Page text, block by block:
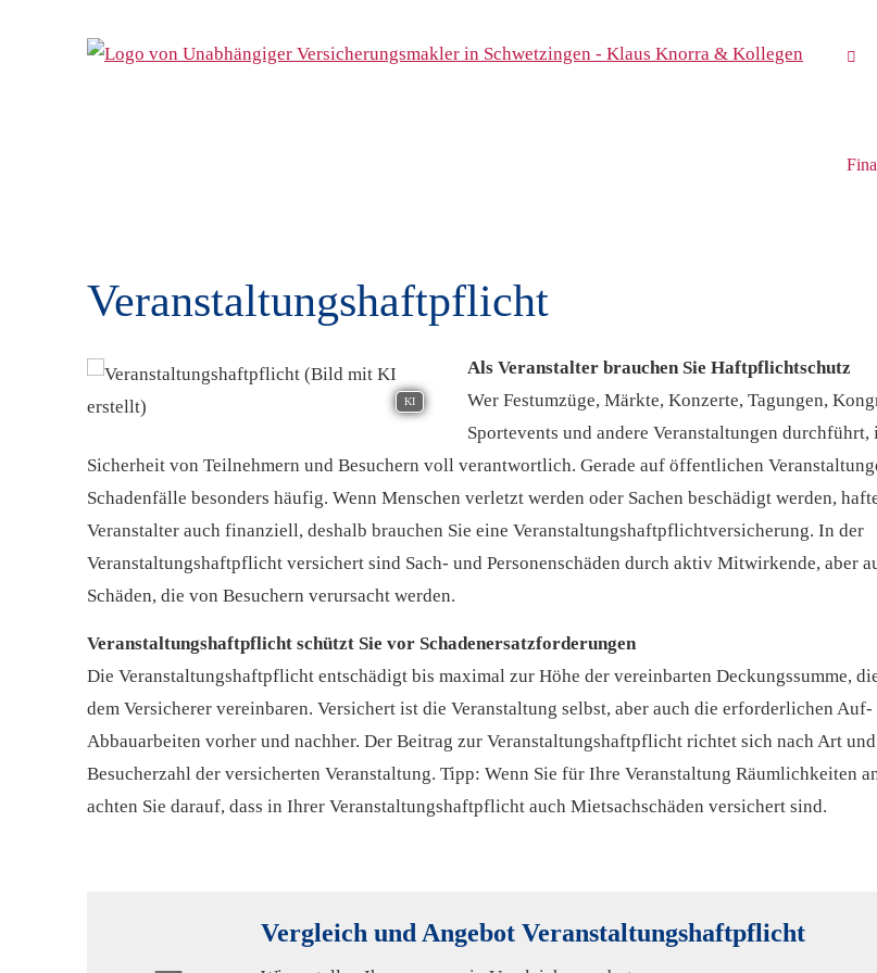
Veranstaltungshaftpflicht
KI
Als Veranstalter brauchen Sie Haft­pflichtschutz
Wer Festumzüge, Märkte, Konzerte, Tagungen,
Sportevents und andere Veranstaltungen durchführt,
Sicherheit von Teilnehmern und Besuchern voll verantwortlich. Gerade auf öffentlichen
Schadenfälle besonders häufig. Wenn Menschen verletzt werden oder Sachen beschädigt werden,
Veranstalter auch finanziell, deshalb brauchen Sie eine Veranstaltungshaftpflichtversicherung. In der
Veranstaltungshaftpflicht versichert sind Sach- und Per­sonenschäden durch aktiv Mitwirkende, aber
Schäden, die von Besuchern verursacht werden.
Veranstaltungshaftpflicht schützt Sie vor Schadenersatzforderungen
Die Veranstaltungshaftpflicht entschädigt bis maximal zur Höhe der vereinbarten Deckungs­summe,
dem Versicherer vereinbaren. Versichert ist die Veranstaltung selbst, aber auch die erforderlichen Auf-
Abbauarbeiten vorher und nachher. Der Beitrag zur Veranstaltungshaftpflicht richtet sich nach Art und
Besucherzahl der versicherten Veranstaltung. Tipp: Wenn Sie für Ihre Veranstaltung Räumlichkeiten
achten Sie darauf, dass in Ihrer Veranstaltungshaftpflicht auch Mietsachschäden versichert sind.
Vergleich und Angebot Veranstaltungshaftpflicht